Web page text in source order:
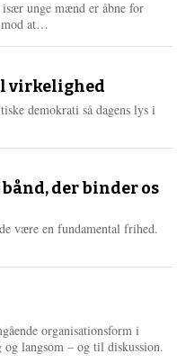
især unge mænd er åbne for
mod at…
e
r
virkelighed
demokrati så dagens lys i
der binder os
være en fundamental frihed.
organisationsform i
og langsom – og til diskussion.